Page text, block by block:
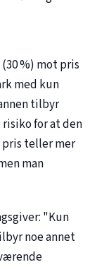
%) mot pris
med kun
tilbyr
for at den
teller mer
man
"Kun
noe annet